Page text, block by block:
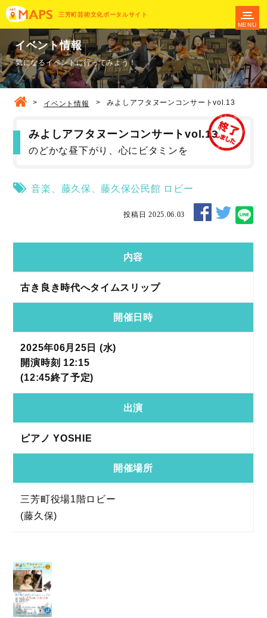
三芳町芸術文化ポータルサイト
MENU
イベント情報
気になるイベントに行ってみよう！
> イベント情報 > みよしアフタヌーンコンサートvol.13
みよしアフタヌーンコンサートvol.13
のどかな昼下がり、心にビタミンを
音楽 藤久保 、藤久保公民館 ロビー
投稿日 2025.06.03
内容
古き良き時代へタイムスリップ
開催日時
2025年06月25日 (水)
開演時刻 12:15
(12:45終了予定)
出演
ピアノ YOSHIE
開催場所
三芳町役場1階ロビー
(藤久保)